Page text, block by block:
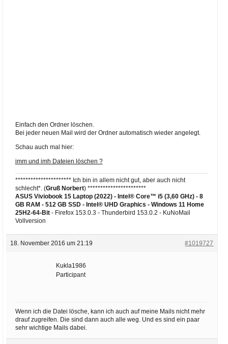
Einfach den Ordner löschen.
Bei jeder neuen Mail wird der Ordner automatisch wieder angelegt.
Schau auch mal hier:
imm und imh Dateien löschen ?
********************** Ich bin in allem nicht gut, aber auch nicht
schlecht*. (Gruß Norbert) ***********************
ASUS Viviobook 15 Laptop (2022) - Intel® Core™ i5 (3,60 GHz) - 8
GB RAM - 512 GB SSD - Intel® UHD Graphics - Windows 11 Home
25H2-64-Bit- Firefox 153.0.3 - Thunderbird 153.0.2 - KuNoMail
Vollversion
18. November 2016 um 21:19 #1019727
Kukla1986
Participant
Wenn ich die Datei lösche, kann ich auch auf meine Mails nicht mehr
drauf zugreifen. Die sind dann auch alle weg. Und es sind ein paar
sehr wichtige Mails dabei.